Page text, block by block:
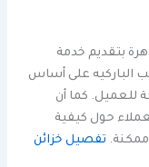
بتقديم خدمة
الباركيه على أساس
للعميل. كما أن
حول كيفية
تفصيل خزائن